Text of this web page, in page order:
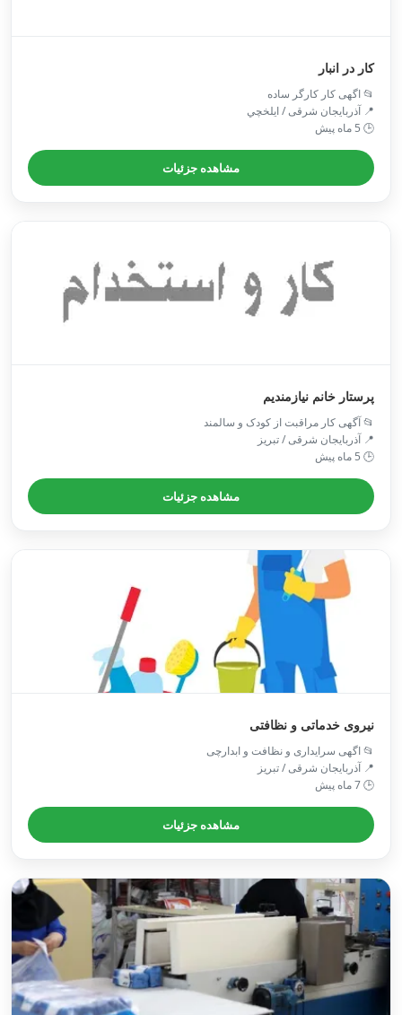
کار در انبار
📂 اگهی کار کارگر ساده
📍 آذربایجان شرقی / ايلخچي
🕒 5 ماه پیش
مشاهده جزئیات
پرستار خانم نیازمندیم
📂 آگهی کار مراقبت از کودک و سالمند
📍 آذربایجان شرقی / تبريز
🕒 5 ماه پیش
مشاهده جزئیات
نیروی خدماتی و نظافتی
📂 اگهی سرایداری و نظافت و ابدارچی
📍 آذربایجان شرقی / تبريز
🕒 7 ماه پیش
مشاهده جزئیات